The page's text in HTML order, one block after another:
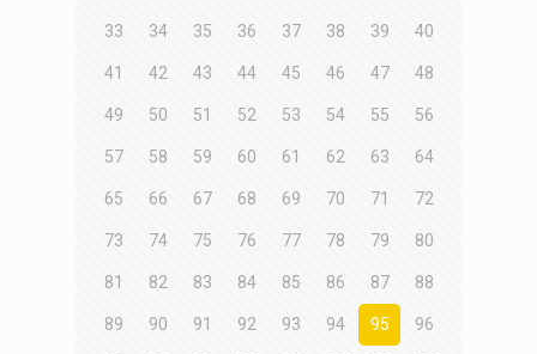
33 34 35 36 37 38 39 40
41 42 43 44 45 46 47 48
49 50 51 52 53 54 55 56
57 58 59 60 61 62 63 64
65 66 67 68 69 70 71 72
73 74 75 76 77 78 79 80
81 82 83 84 85 86 87 88
89 90 91 92 93 94 95 96